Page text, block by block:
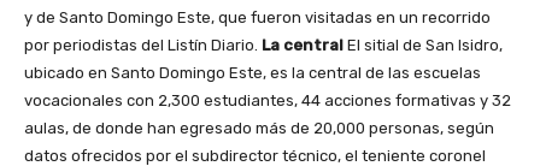
y de Santo Domingo Este, que fueron visitadas en un recorrido
por periodistas del Listín Diario. La central El sitial de San Isidro,
ubicado en Santo Domingo Este, es la central de las escuelas
vocacionales con 2,300 estudiantes, 44 acciones formativas y 32
aulas, de donde han egresado más de 20,000 personas, según
datos ofrecidos por el subdirector técnico, el teniente coronel